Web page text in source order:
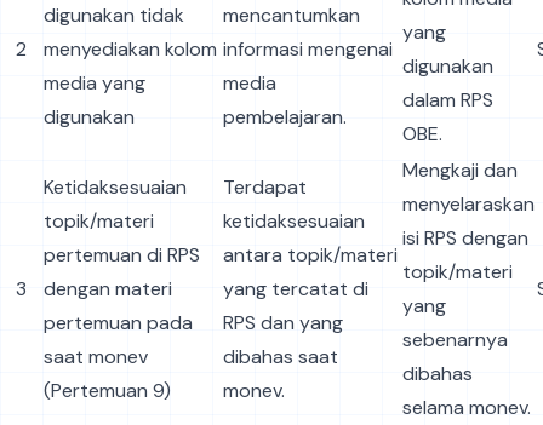
2
digunakan tidak
menyediakan kolom
media yang
digunakan
mencantumkan
informasi mengenai
media
pembelajaran.
yang
digunakan
dalam RPS
OBE.
3
Ketidaksesuaian
topik/materi
pertemuan di RPS
dengan materi
pertemuan pada
saat monev
(Pertemuan 9)
Terdapat
ketidaksesuaian
antara topik/materi
yang tercatat di
RPS dan yang
dibahas saat
monev.
Mengkaji dan
menyelaraskan
isi RPS dengan
topik/materi
yang
sebenarnya
dibahas
selama monev.